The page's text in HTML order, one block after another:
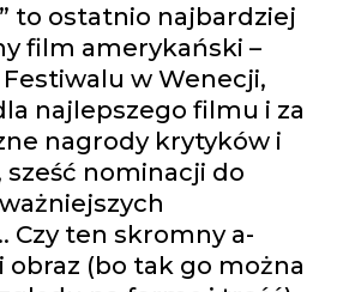
to ostatnio najbardziej
film amerykański –
Festiwalu w Wenecji,
najlepszego filmu i za
nagrody krytyków i
sześć nominacji do
Czy ten skromny a-
(bo tak go można